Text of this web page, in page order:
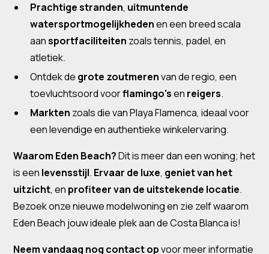
Prachtige stranden, uitmuntende
watersportmogelijkhedenen een breed scala
aansportfaciliteiten zoals tennis, padel, en
atletiek.
Ontdek de grote zoutmerenvan de regio, een
toevluchtsoord voorflamingo'sen reigers.
Markten zoals die van Playa Flamenca, ideaal voor
een levendige en authentieke winkelervaring.
Waarom Eden Beach?Dit is meer dan een woning; het
is een levensstijl. Ervaar de luxe, geniet van het
uitzicht, en profiteer van de uitstekende locatie.
Bezoek onze nieuwe modelwoning en zie zelf waarom
Eden Beach jouw ideale plek aan de Costa Blanca is!
Neem vandaag nog contact opvoor meer informatie